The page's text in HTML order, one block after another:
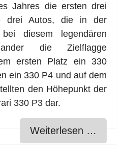
Jahres die ersten drei
drei Autos, die in der
diesem legendären
die Zielflagge
ersten Platz ein 330
ein 330 P4 und auf dem
den Höhepunkt der
330 P3 dar.
Weiterlesen …